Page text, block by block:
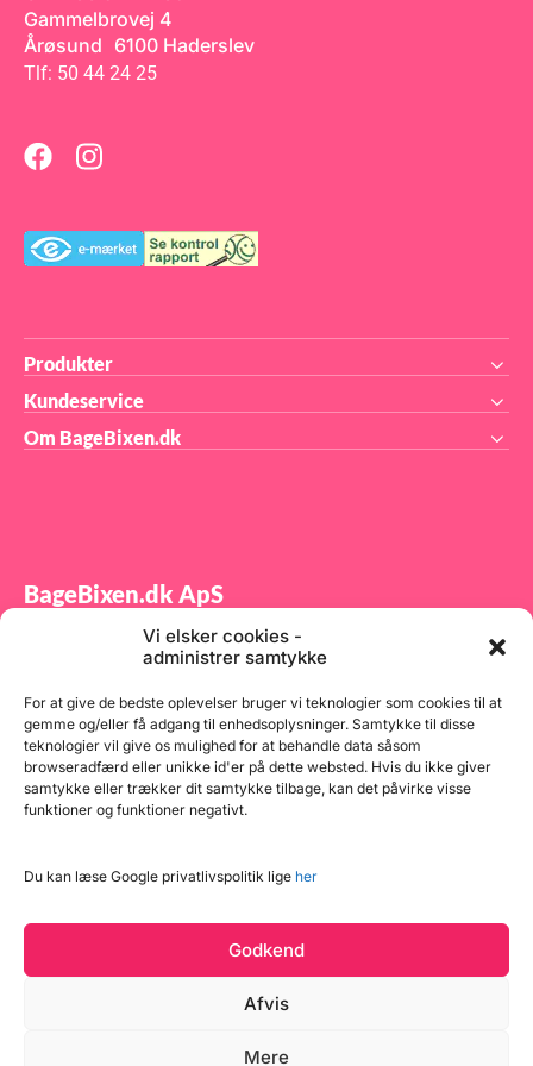
Vi elsker cookies -
administrer samtykke
For at give de bedste oplevelser bruger vi teknologier som cookies til at
gemme og/eller få adgang til enhedsoplysninger. Samtykke til disse
teknologier vil give os mulighed for at behandle data såsom
browseradfærd eller unikke id'er på dette websted. Hvis du ikke giver
samtykke eller trækker dit samtykke tilbage, kan det påvirke visse
funktioner og funktioner negativt.
Du kan læse Google privatlivspolitik lige her
Godkend
Afvis
Mere
Gammelbrovej 4
Årøsund 6100 Haderslev
Tlf: 50 44 24 25
Produkter
Kundeservice
Om BageBixen.dk
BageBixen.dk ApS
Tilmeld dig vores nyhedsbrev og modtag gode tilbud
samt spændende produktnyheder direkte i din
indbakke.